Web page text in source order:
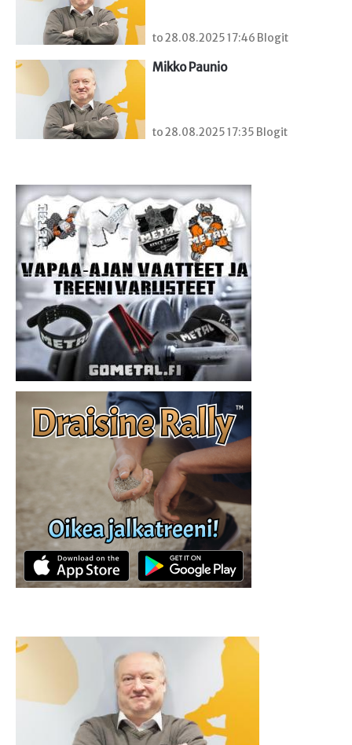
to 28.08.2025 17:46 Blogit
Mikko Paunio
to 28.08.2025 17:35 Blogit